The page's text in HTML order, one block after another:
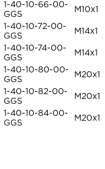
1-40-10-66-00-
GGS
M10x1
1-40-10-72-00-
GGS
M14x1
1-40-10-74-00-
GGS
M14x1
1-40-10-80-00-
GGS
M20x1
1-40-10-82-00-
GGS
M20x1
1-40-10-84-00-
GGS
M20x1